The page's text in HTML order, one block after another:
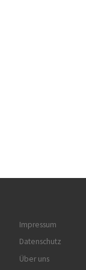
Impressum
Datenschutz
Über uns